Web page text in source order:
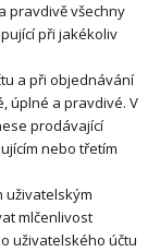
pravdivě všechny
při jakékoliv
a při objednávání
úplné a pravdivé. V
prodávající
nebo třetím
uživatelským
mlčenlivost
uživatelského účtu